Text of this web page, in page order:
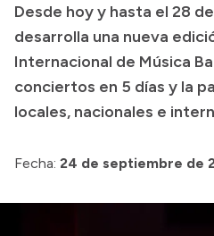
Acerca de Río Negro
Geografía
Invertí en Río Negro
Desde hoy y hasta el 28
desarrolla una nueva
Internacional de Música
conciertos en 5 días y la
locales, nacionales e
Fecha: 24 de septiembre de